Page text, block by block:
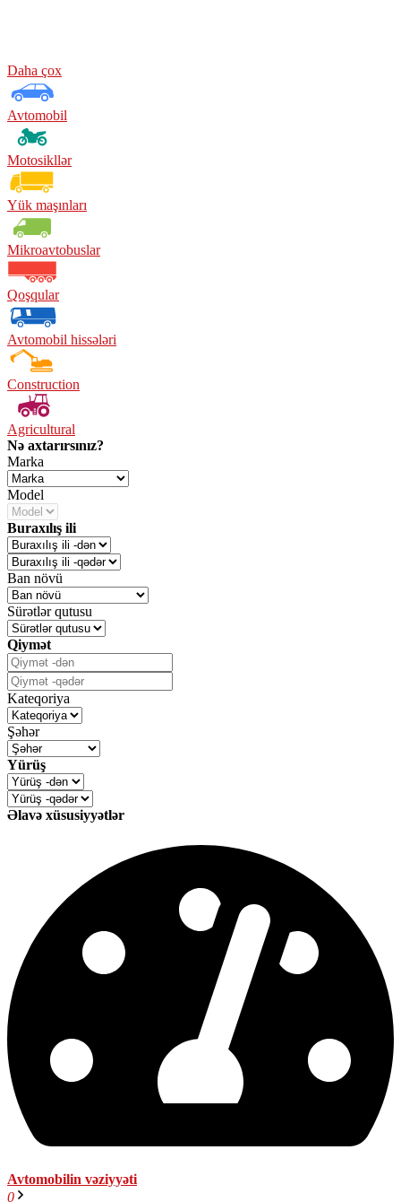
Daha çox
Avtomobil
Motosikllər
Yük maşınları
Mikroavtobuslar
Qoşqular
Avtomobil hissələri
Construction
Agricultural
Nə axtarırsınız?
Marka
Model
Buraxılış ili
Ban növü
Sürətlər qutusu
Qiymət
Kateqoriya
Şəhər
Yürüş
Əlavə xüsusiyyətlər
Avtomobilin vəziyyəti
0